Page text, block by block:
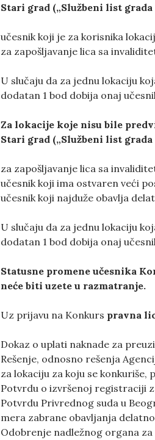
Stari grad („Službeni list grada
učesnik koji je za korisnika
za zapošljavanje lica sa
U slučaju da za jednu lokaciju
dodatan 1 bod dobija onaj
Za lokacije koje nisu bile
Stari grad („Službeni list grada
za zapošljavanje lica sa
učesnik koji ima ostvaren veći
učesnik koji najduže obavlja
U slučaju da za jednu lokaciju
dodatan 1 bod dobija onaj
Statusne promene učesnika
neće biti uzete u razmatranje.
Uz prijavu na Konkurs pravna
Dokaz o uplati naknade za
Rešenje, odnosno rešenja
za lokaciju za koju se
Potvrdu o izvršenoj registraciji
Potvrdu Privrednog suda u
mera zabrane obavljanja
Odobrenje nadležnog organa